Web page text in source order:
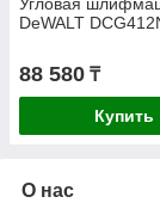
Угловая
DeWALT
88 580 ₸
Купить
О нас